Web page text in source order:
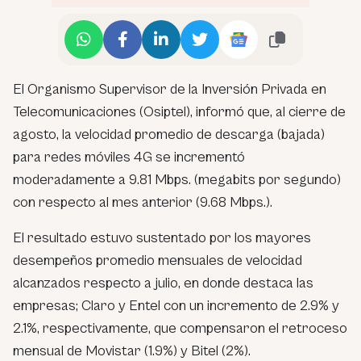
El Organismo Supervisor de la Inversión Privada en
Telecomunicaciones (Osiptel), informó que, al cierre de
agosto, la velocidad promedio de descarga (bajada)
para redes móviles 4G se incrementó
moderadamente a 9.81 Mbps. (megabits por segundo)
con respecto al mes anterior (9.68 Mbps.).
El resultado estuvo sustentado por los mayores
desempeños promedio mensuales de velocidad
alcanzados respecto a julio, en donde destaca las
empresas; Claro y Entel con un incremento de 2.9% y
2.1%, respectivamente, que compensaron el retroceso
mensual de Movistar (1.9%) y Bitel (2%).